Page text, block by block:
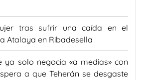
tras sufrir una caída en el
Atalaya en Ribadesella
ya solo negocia «a medias» con
a que Teherán se desgaste